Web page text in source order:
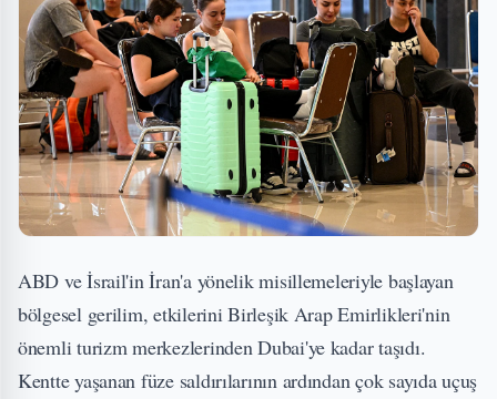
ABD ve İsrail'in İran'a yönelik misillemeleriyle başlayan
bölgesel gerilim, etkilerini Birleşik Arap Emirlikleri'nin
önemli turizm merkezlerinden Dubai'ye kadar taşıdı.
Kentte yaşanan füze saldırılarının ardından çok sayıda uçuş